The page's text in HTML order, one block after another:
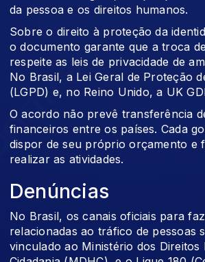
da pessoa e os direitos humanos.
Sobre o direito à proteção da
o documento garante que a troca
respeite as leis de privacidade de
No Brasil, a Lei Geral de Proteção
(LGPD) e, no Reino Unido, a UK
O acordo não prevê transferência
financeiros entre os países. Cada
dispor de seu próprio orçamento e
realizar as atividades.
Denúncias
No Brasil, os canais oficiais para
relacionadas ao tráfico de pessoas
vinculado ao Ministério dos Direitos